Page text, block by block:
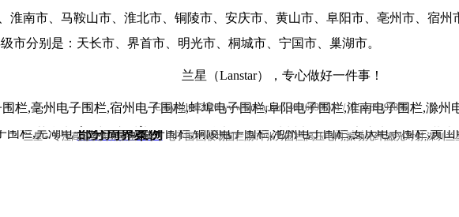
淮南市、马鞍山市、淮北市、铜陵市、安庆市、黄山市、阜阳市、亳州市、宿州
分别是：天长市、界首市、明光市、桐城市、宁国市、巢湖市。
栏,毫州电子围栏,宿州电子围栏,蚌埠电子围栏,阜阳电子围栏,淮南电子围栏,滁州
栏,芜湖电子围栏,宣城电子围栏,铜陵电子围栏,池州电子围栏,安庆电子围栏,黄山
部分周界案例
兰星（Lanstar），专心做好一件事！
Copyright©2020 www.lanstar.net 400 6699 531 / 0755-89392856
兰星～专注高品质周界安全22年！电子围栏,牧场围栏,脉冲张力围栏,高压电网,振动光纤,激光对射,深圳